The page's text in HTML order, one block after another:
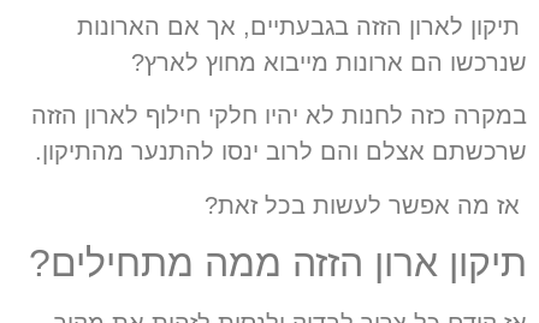
תיקון לארון הזזה בגבעתיים, אך אם הארונות
שנרכשו הם ארונות מייבוא מחוץ לארץ?
במקרה כזה לחנות לא יהיו חלקי חילוף לארון הזזה
שרכשתם אצלם והם לרוב ינסו להתנער מהתיקון.
אז מה אפשר לעשות בכל זאת?
תיקון ארון הזזה ממה מתחילים?